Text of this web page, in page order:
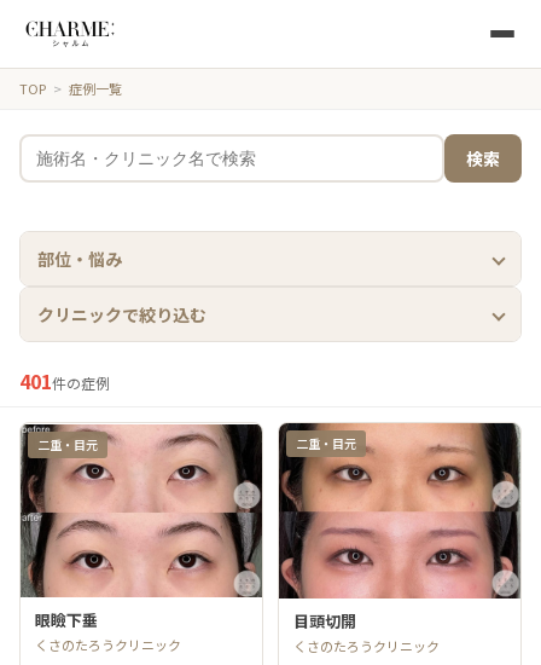
TOP > 症例一覧
検索
部位・悩み
すべて 身体脂肪吸引
二重・目元
顔脂肪吸引 骨切り
クリニックで絞り込む
すべて
くさのたろうクリニック シェリークリニック
ラ・ブージュデンタルクリニック
コムロクリニック WOMクリニック
id美容外科(韓国) 渋谷の森クリニック
401件の症例
二重・目元
眼瞼下垂
くさのたろうクリニック
二重・目元
目頭切開
くさのたろうクリニック